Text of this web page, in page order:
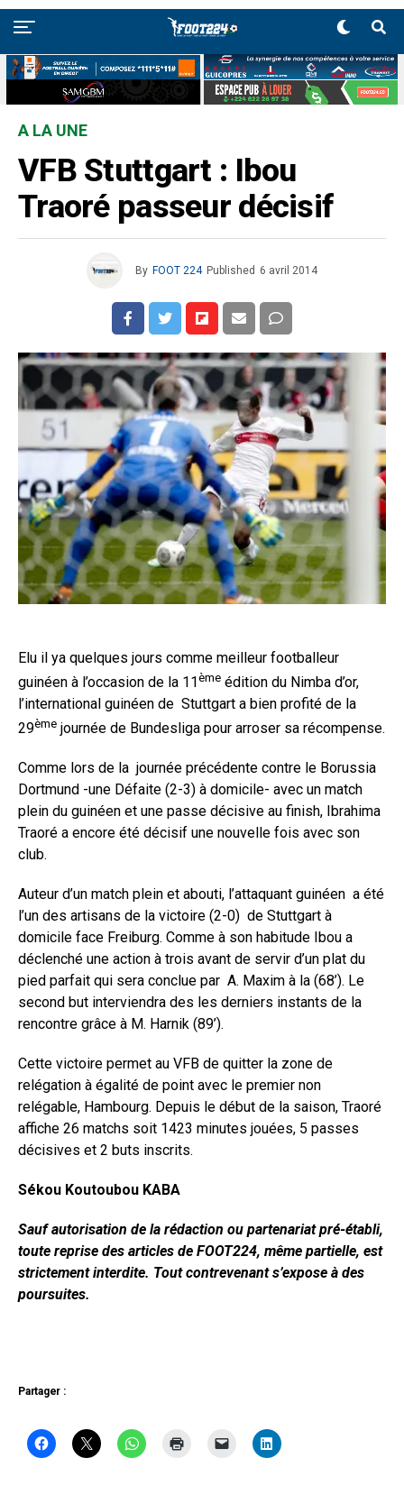
A LA UNE
VFB Stuttgart : Ibou
Traoré passeur décisif
By FOOT 224 Published 6 avril 2014
Elu il ya quelques jours comme meilleur footballeur
guinéen à l’occasion de la 11ème édition du Nimba d’or,
l’international guinéen de Stuttgart a bien profité de la
29ème journée de Bundesliga pour arroser sa récompense.
Comme lors de la journée précédente contre le Borussia
Dortmund -une Défaite (2-3) à domicile- avec un match
plein du guinéen et une passe décisive au finish, Ibrahima
Traoré a encore été décisif une nouvelle fois avec son
club.
Auteur d’un match plein et abouti, l’attaquant guinéen a été
l’un des artisans de la victoire (2-0) de Stuttgart à
domicile face Freiburg. Comme à son habitude Ibou a
déclenché une action à trois avant de servir d’un plat du
pied parfait qui sera conclue par A. Maxim à la (68’). Le
second but interviendra des les derniers instants de la
rencontre grâce à M. Harnik (89’).
Cette victoire permet au VFB de quitter la zone de
relégation à égalité de point avec le premier non
relégable, Hambourg. Depuis le début de la saison, Traoré
affiche 26 matchs soit 1423 minutes jouées, 5 passes
décisives et 2 buts inscrits.
Sékou Koutoubou KABA
Sauf autorisation de la rédaction ou partenariat pré-établi,
toute reprise des articles de FOOT224, même partielle, est
strictement interdite. Tout contrevenant s’expose à des
poursuites.
Partager :